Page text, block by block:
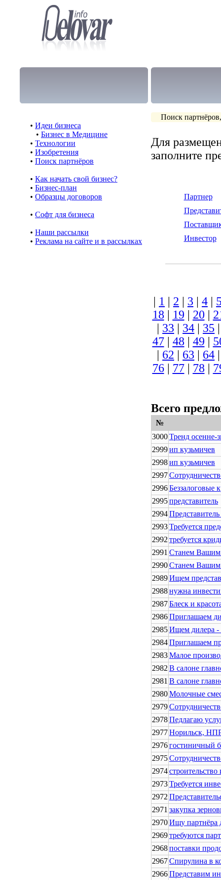
• Идеи бизнеса
• Бизнес в Медицине
• Технологии
• Изобретения
• Поиск партнёров
• Как начать свой бизнес?
• Бизнес-план
• Образцы договоров
• Cофт для бизнеса
• Наши рассылки
• Реклама на сайте и в рассылках
Поиск
Для
заполните
Партнер
Инвестор
| 1 | 2 | 3 | 4 |
18 | 19 | 20 |
| 33 | 34 | 35
47| 48 | 49 |
| 62 | 63 | 64
76| 77| 78 |
Всего
№
3000Тренд
2999ип кузьмичев
2998ип кузьмичев
2997
2996Беззалоговые
2995представитель
2994
2993Требуется
2992 требуется
2991 Станем Вашим
2990Станем Вашим
2989Ищем
2988нужна
2987Блеск и
2986Приглашаем
2985Ищем дилера -
2984Приглашаем
2983Малое
2982 В салоне
2981 В салоне
2980Молочные
2979
2978Педлагаю
2977Норильск,
2976гостиничный
2975
2974
2973Требуется
2972
2971 закупка
2970Ищу партнёра
2969требуются
2968поставки
2967Спирулина в
2966Представим